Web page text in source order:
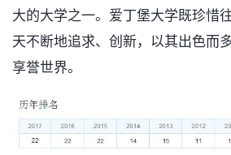
大的大学之一。爱丁堡大学既珍惜
天不断地追求、创新，以其出色而
享誉世界。